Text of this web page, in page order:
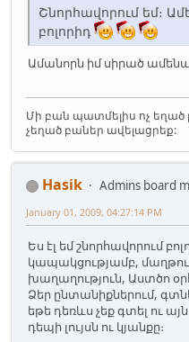
Շնորհավորում եմ։
բոլորիդ
Ամանորն իմ սիրած
Մի բան պատմելիս ոչ եղած
չեղած բաներ ավելացրեք:
Hasik
Admins board
January 01, 2009, 04:27:14 PM
Ես էլ եմ շնորհավորում
կապակցությամբ,
խաղաղություն, Աստծո
Ձեր ընտանիքներում,
եթե դեռևս չեք գտել ու
դեպի լույսն ու կյանքը։